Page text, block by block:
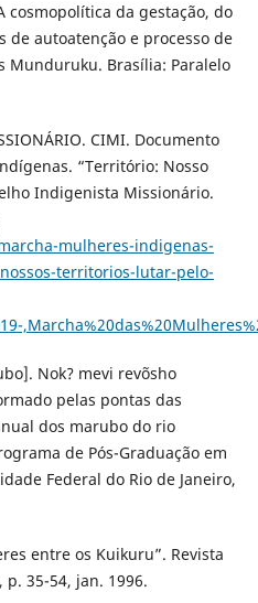
cosmopolítica da gestação, do
de autoatenção e processo de
Munduruku. Brasília: Paralelo
CIMI. Documento
“Território: Nosso
Indigenista Missionário.
mulheres-indigenas-
territorios-lutar-pelo-
Nok? mevi revõsho
pelas pontas das
dos marubo do rio
de Pós-Graduação em
Federal do Rio de Janeiro,
entre os Kuikuru”. Revista
p. 35-54, jan. 1996.